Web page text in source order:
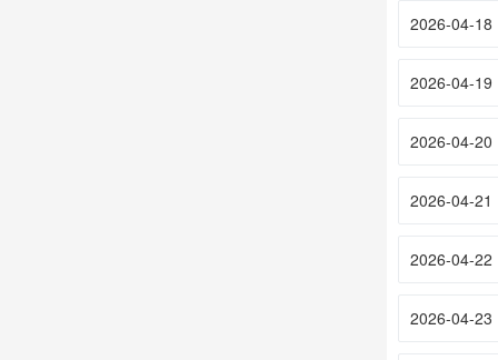
2026-04-18
2026-04-19
2026-04-20
2026-04-21
2026-04-22
2026-04-23